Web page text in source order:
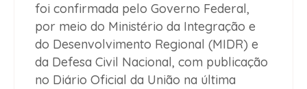
foi confirmada pelo Governo Federal,
por meio do Ministério da Integração e
do Desenvolvimento Regional (MIDR) e
da Defesa Civil Nacional, com publicação
no Diário Oficial da União na última